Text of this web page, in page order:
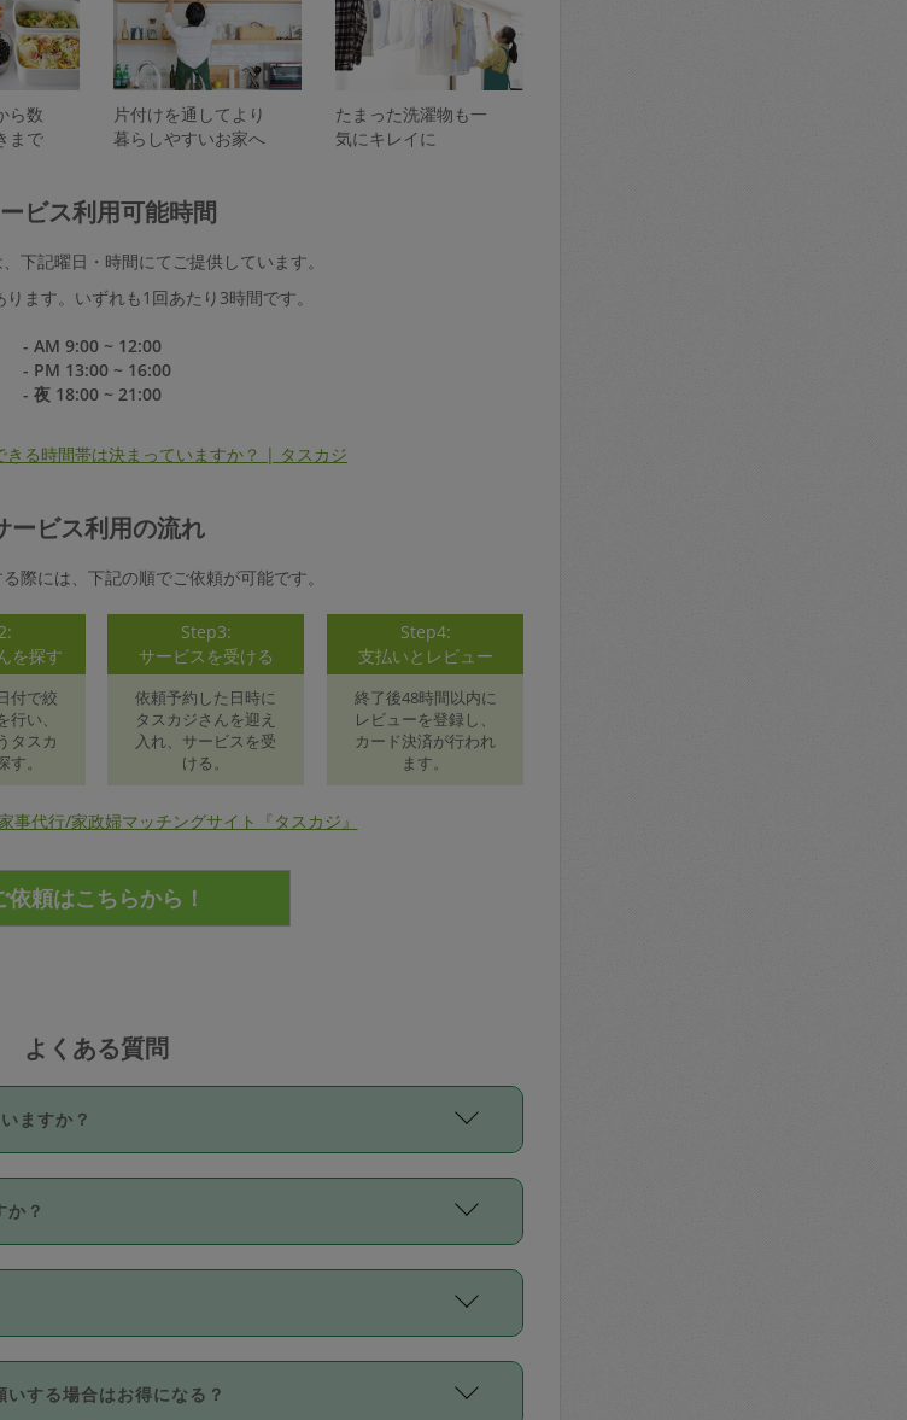
ら数
まで
片付けを通してより
暮らしやすいお家へ
たまった洗濯物も一
気にキレイに
ビス利用可能時間
下記曜日・時間にてご提供しています。
ます。いずれも1回あたり3時間です。
- AM 9:00 ~ 12:00
- PM 13:00 ~ 16:00
- 夜 18:00 ~ 21:00
きる時間帯は決まっていますか？ | タスカジ
ービス利用の流れ
際には、下記の順でご依頼が可能です。
を探す
付で絞
行い、
タスカ
。
Step3:
サービスを受ける
依頼予約した日時に
タスカジさんを迎え
入れ、サービスを受
ける。
Step4:
支払いとレビュー
終了後48時間以内に
レビューを登録し、
カード決済が行われ
ます。
事代行/家政婦マッチングサイト『タスカジ』
よくある質問
ますか？
間を超えて依頼したい場合は、延長機能をご利用くださ
スカジさんに事前に相談し、合意の上事前申請すること
ても、値引き等はございません。
？
さん自身が価格を選んで設定しています。
制限があり、レビュー件数、レビューの平均値、などで
いく仕組みになっています。
Visa／Master／JCB／AMERICAN EXPRESS／Diners
する場合はお得になる？